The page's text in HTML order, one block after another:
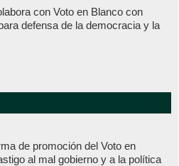
con Voto en Blanco con
defensa de la democracia y la
de promoción del Voto en
al mal gobierno y a la política